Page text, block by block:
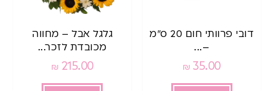
דובי פרוותי חום 20 ס”מ
–...
35.00
₪
גלגל אבל – מחווה
מכובדת לזכר...
215.00
₪